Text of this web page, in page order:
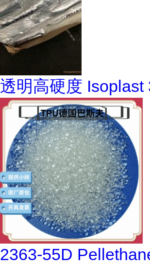
透明高硬度 Isoplast
2363-55D